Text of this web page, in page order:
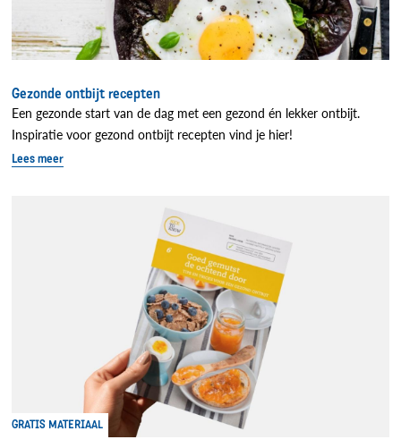
Gezonde ontbijt recepten
Een gezonde start van de dag met een gezond én lekker ontbijt.
Inspiratie voor gezond ontbijt recepten vind je hier!
Lees meer
GRATIS MATERIAAL